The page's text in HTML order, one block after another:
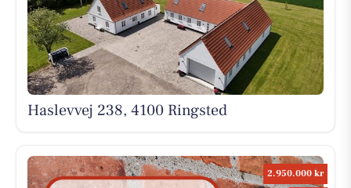
Haslevvej 238, 4100 Ringsted
2.950.000 kr